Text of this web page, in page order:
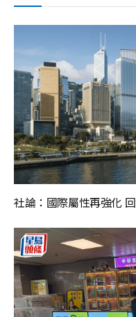
社論：國際屬性再強化